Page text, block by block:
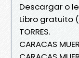
Descargar o
Libro gratuito
TORRES.
CARACAS